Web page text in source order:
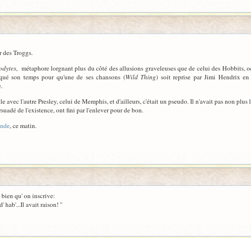
des Troggs.
, métaphore lorgnant plus du côté des allusions graveleuses que de celui des Hobbits,
son temps pour qu'une de ses chansons (Wild Thing) soit reprise par Jimi Hendrix
avec l'autre Presley, celui de Memphis, et d'ailleurs, c'était un pseudo. Il n'avait pas non plus
de l'existence, ont fini par l'enlever pour de bon.
, ce matin.
qu' on inscrive:
hab'...Il avait raison! "